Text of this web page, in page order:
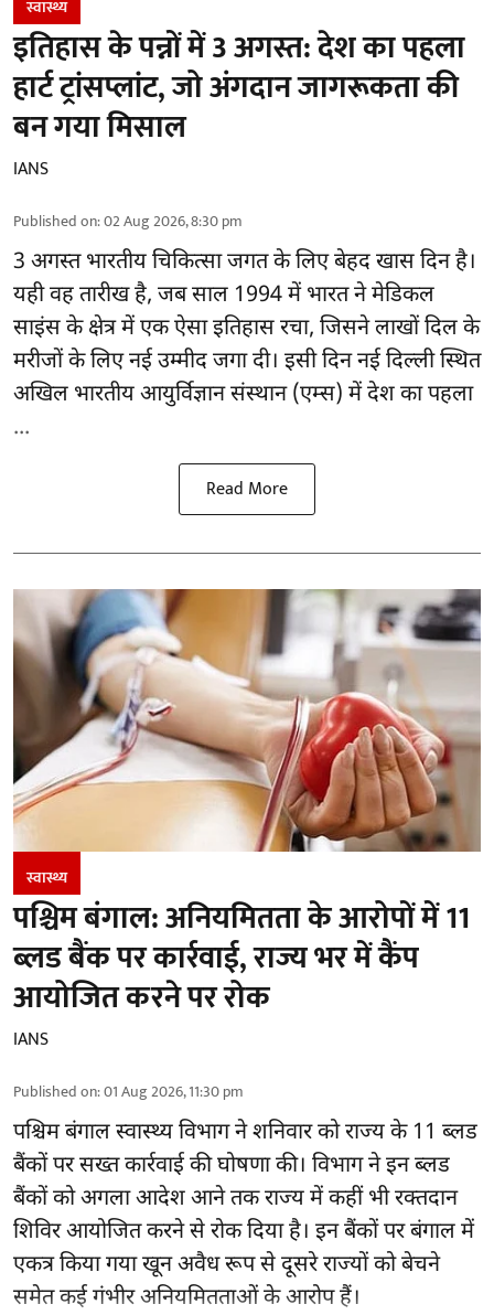
स्वास्थ्य
इतिहास के पन्नों में 3 अगस्त: देश का पहला
हार्ट ट्रांसप्लांट​, जो अंगदान जागरूकता की
बन गया मिसाल
IANS
Published on:02 Aug 2026, 8:30 pm
3 अगस्त भारतीयचिकित्साजगत के लिए बेहद खास दिन है।
यही वह तारीख है, जब साल 1994 में भारत ने मेडिकल
साइंस के क्षेत्र में एक ऐसा इतिहास रचा, जिसने लाखों दिल के
मरीजों के लिए नई उम्मीद जगा दी। इसी दिन नई दिल्ली स्थित
अखिल भारतीय आयुर्विज्ञान संस्थान (एम्स) में देश का पहला
...
Read More
स्वास्थ्य
पश्चिम बंगाल: अनियमितता के आरोपों में 11
ब्लड बैंक पर कार्रवाई, राज्य भर में कैंप
आयोजित करने पर रोक
IANS
Published on:01 Aug 2026, 11:30 pm
पश्चिम बंगाल स्वास्थ्य विभाग ने शनिवार को राज्य के 11 ब्लड
बैंकों पर सख्त कार्रवाई की घोषणा की। विभाग ने इन ब्लड
बैंकों को अगला आदेश आने तक राज्य में कहीं भी रक्तदान
शिविर आयोजित करने से रोक दिया है। इन बैंकों पर बंगाल में
एकत्र किया गया खून अवैध रूप से दूसरे राज्यों को बेचने
समेत कई गंभीर अनियमितताओं के आरोप हैं।